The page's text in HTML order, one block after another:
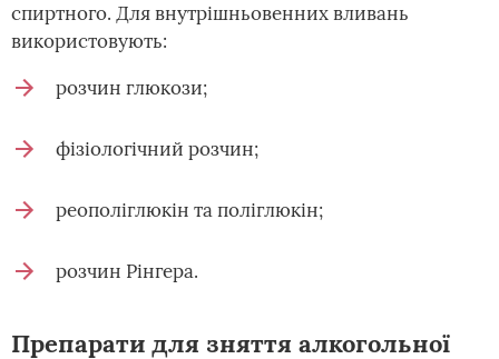
спиртного. Для внутрішньовенних вливань
використовують:
розчин глюкози;
фізіологічний розчин;
реополіглюкін та поліглюкін;
розчин Рінгера.
Препарати для зняття алкогольної